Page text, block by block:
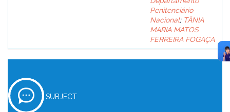
Penitenciário
Nacional; TÂNIA
MARIA MATOS
FERREIRA FOGAÇA
SUBJECT